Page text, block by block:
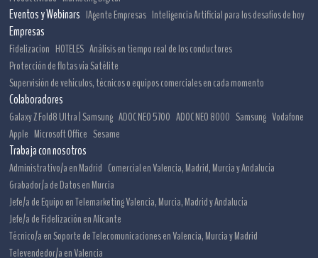
Eventos y Webinars IAgente Empresas Inteligencia Artificial para los desafíos de hoy
Empresas
Fidelizacion HOTELES Análisis en tiempo real de los conductores
Protección de flotas vía Satélite
Supervisión de vehículos, técnicos o equipos comerciales en cada momento
Colaboradores
Galaxy Z Fold8 Ultra | Samsung ADOC NEO 5700 ADOC NEO 8000 Samsung Vodafone
Apple Microsoft Office Sesame
Trabaja con nosotros
Administrativo/a en Madrid Comercial en Valencia, Madrid, Murcia y Andalucía
Grabador/a de Datos en Murcia
Jefe/a de Equipo en Telemarketing Valencia, Murcia, Madrid y Andalucía
Jefe/a de Fidelización en Alicante
Técnico/a en Soporte de Telecomunicaciones en Valencia, Murcia y Madrid
Televendedor/a en Valencia